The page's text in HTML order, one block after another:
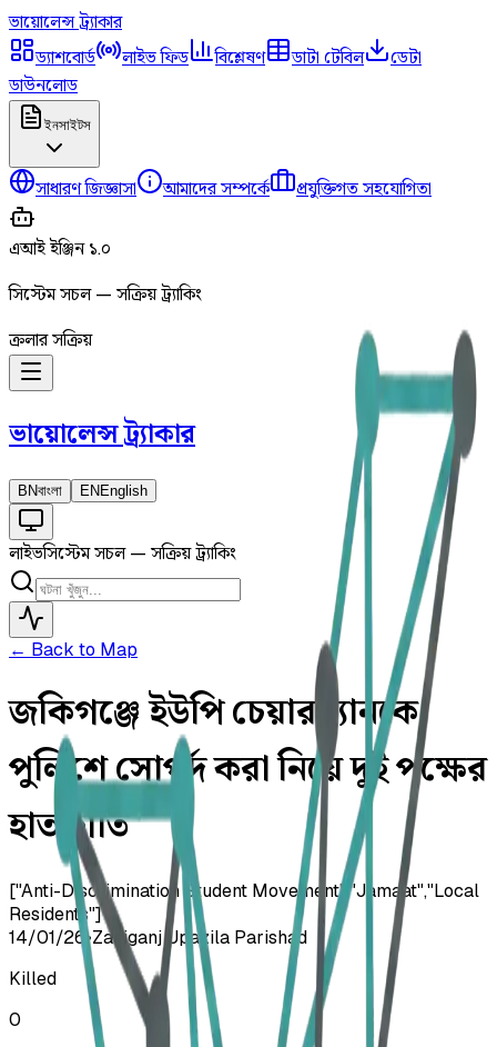
ভায়োলেন্সট্র্যাকার
ড্যাশবোর্ড
লাইভ ফিড বিশ্লেষণ ডাটা টেবিল
ডেটা
ডাউনলোড
ইনসাইটস
সাধারণ জিজ্ঞাসা আমাদের সম্পর্কে প্রযুক্তিগত সহযোগিতা
এআই ইঞ্জিন ১.০
সিস্টেম সচল — সক্রিয় ট্র্যাকিং
ক্রলার সক্রিয়
ভায়োলেন্সট্র্যাকার
BNবাংলা EN English
লাইভসিস্টেম সচল — সক্রিয় ট্র্যাকিং
← Back to Map
জকিগঞ্জে ইউপি চেয়ারম্যানকে
পুলিশে সোপর্দ করা নিয়ে দুই পক্ষের
হাতাহাতি
["Anti-Discrimination Student Movement","Jamaat","Local
Residents"]
14/01/26 •Zakiganj Upazila Parishad
Killed
0